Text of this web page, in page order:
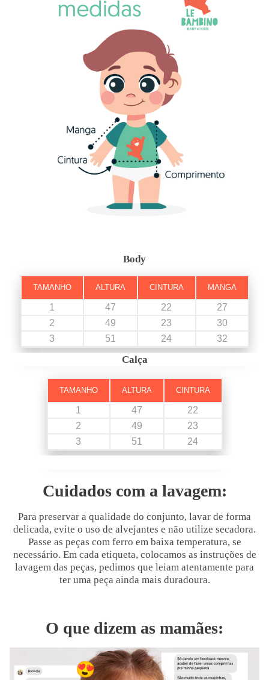
Body
TAMANHO ALTURA CINTURA MANGA
1 47 22
27
2
49 23
30
3
51 24 32
Calça
TAMANHO ALTURA CINTURA
1 47
22
2
49
23
3
51 24
Cuidados com a lavagem:
Para preservar a qualidade do conjunto, lavar de forma
delicada, evite o uso de alvejantes e não utilize secadora.
Passe as peças com ferro em baixa temperatura, se
necessário. Em cada etiqueta, colocamos as instruções de
lavagem das peças, pedimos que leiam atentamente para
ter uma peça ainda mais duradoura.
O que dizem as mamães: